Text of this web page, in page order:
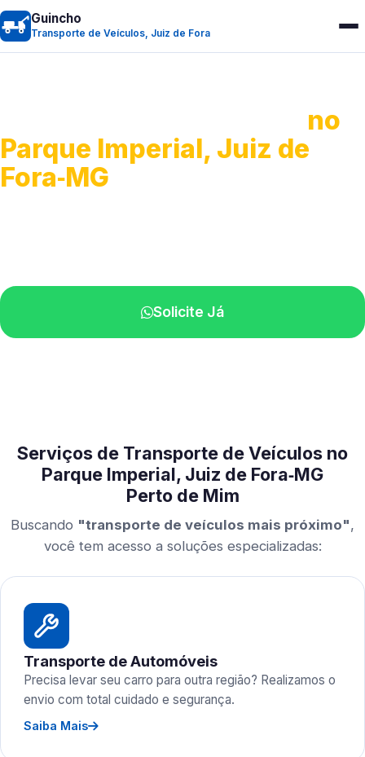
Guincho
Transporte de Veículos, Juiz de Fora
no
Parque Imperial, Juiz de
Fora‑MG
Solicite Já
Serviços de Transporte de Veículos no
Parque Imperial, Juiz de Fora‑MG
Perto de Mim
Buscando "transporte de veículos mais próximo",
você tem acesso a soluções especializadas:
Transporte de Automóveis
Precisa levar seu carro para outra região? Realizamos o
envio com total cuidado e segurança.
Saiba Mais